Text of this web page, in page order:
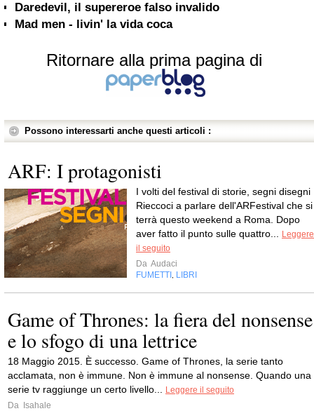
Daredevil, il supereroe falso invalido
Mad men - livin' la vida coca
Ritornare alla prima pagina di
Possono interessarti anche questi articoli :
ARF: I protagonisti
I volti del festival di storie, segni disegni
Rieccoci a parlare dell'ARFestival che si
terrà questo weekend a Roma. Dopo
aver fatto il punto sulle quattro...
Leggere
il seguito
Da Audaci
FUMETTI
LIBRI
Game of Thrones: la fiera del nonsense
e lo sfogo di una lettrice
18 Maggio 2015. È successo. Game of Thrones, la serie tanto
acclamata, non è immune. Non è immune al nonsense. Quando una
serie tv raggiunge un certo livello...
Leggere il seguito
Da
Isahale